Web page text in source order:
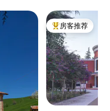
热门「房客推荐」
房客推荐